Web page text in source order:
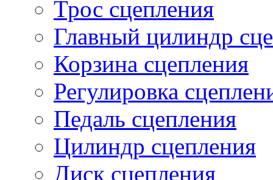
Трос сцепления
Главный цилиндр
Корзина сцепления
Регулировка
Педаль сцепления
Цилиндр сцепления
Диск сцепления